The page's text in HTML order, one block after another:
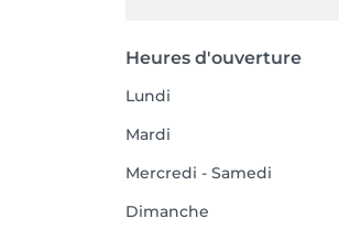
Heures d'ouverture
Lundi
Mardi
Mercredi - Samedi
Dimanche